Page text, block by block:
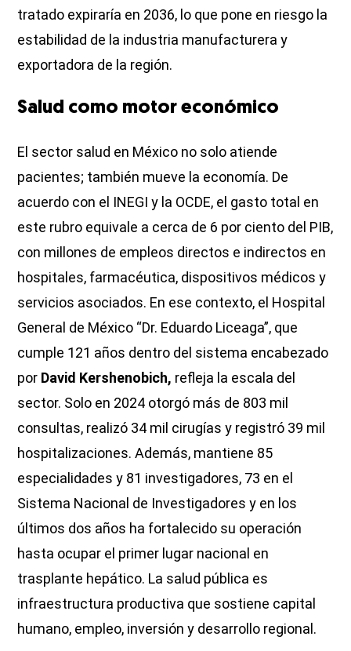
tratado expiraría en 2036, lo que pone en riesgo la
estabilidad de la industria manufacturera y
exportadora de la región.
Salud como motor económico
El sector salud en México no solo atiende
pacientes; también mueve la economía. De
acuerdo con el INEGI y la OCDE, el gasto total en
este rubro equivale a cerca de 6 por ciento del PIB,
con millones de empleos directos e indirectos en
hospitales, farmacéutica, dispositivos médicos y
servicios asociados. En ese contexto, el Hospital
General de México “Dr. Eduardo Liceaga”, que
cumple 121 años dentro del sistema encabezado
por David Kershenobich, refleja la escala del
sector. Solo en 2024 otorgó más de 803 mil
consultas, realizó 34 mil cirugías y registró 39 mil
hospitalizaciones. Además, mantiene 85
especialidades y 81 investigadores, 73 en el
Sistema Nacional de Investigadores y en los
últimos dos años ha fortalecido su operación
hasta ocupar el primer lugar nacional en
trasplante hepático. La salud pública es
infraestructura productiva que sostiene capital
humano, empleo, inversión y desarrollo regional.